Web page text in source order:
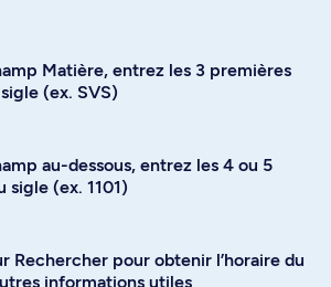
Matière, entrez les 3 premières
(ex. SVS)
au-dessous, entrez les 4 ou 5
sigle (ex. 1101)
Rechercher pour obtenir l’horaire du
informations utiles